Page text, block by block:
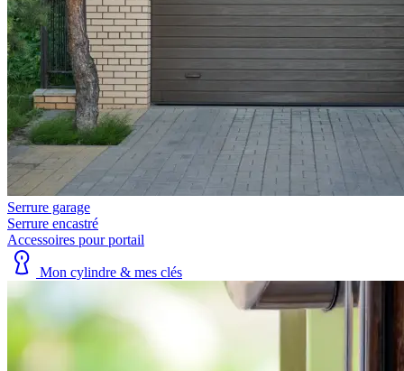
Serrure garage
Serrure encastré
Accessoires pour portail
Mon cylindre & mes clés